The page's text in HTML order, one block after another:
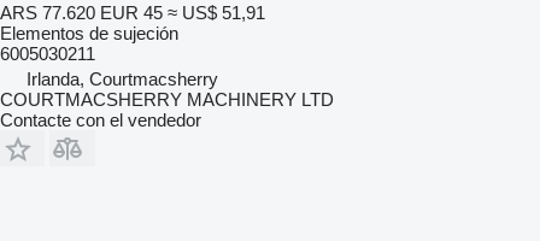
ARS 77.620 EUR 45 ≈ US$ 51,91
Elementos de sujeción
6005030211
Irlanda, Courtmacsherry
COURTMACSHERRY MACHINERY LTD
Contacte con el vendedor